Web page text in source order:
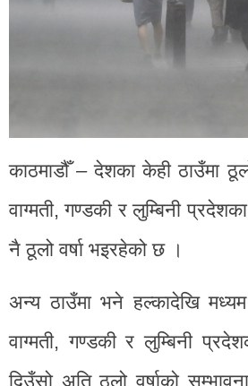
काठमाडौँ – देशका केही ठाउँमा
वाग्मती, गण्डकी र लुम्बिनी
नै ठूलो वर्षा भइरहेको छ ।
अन्य ठाउँमा भने हल्कादेखि
वाग्मती, गण्डकी र लुम्बिनी
दिउँसो अति ठूलो वर्षाको